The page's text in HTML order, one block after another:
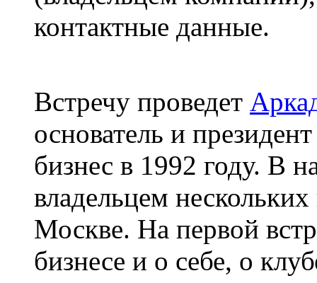
контактные данные.
Встречу проведет
основатель и
бизнес в 1992 году. В
владельцем
Москве. На первой
бизнесе и о себе, о